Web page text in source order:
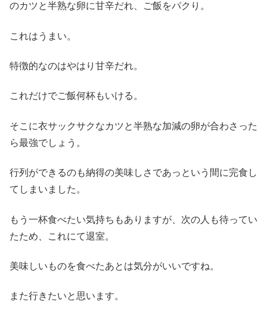
のカツと半熟な卵に甘辛だれ、ご飯をパクり。
これはうまい。
特徴的なのはやはり甘辛だれ。
これだけでご飯何杯もいける。
そこに衣サックサクなカツと半熟な加減の卵が合わさった
ら最強でしょう。
行列ができるのも納得の美味しさであっという間に完食し
てしまいました。
もう一杯食べたい気持ちもありますが、次の人も待ってい
たため、これにて退室。
美味しいものを食べたあとは気分がいいですね。
また行きたいと思います。